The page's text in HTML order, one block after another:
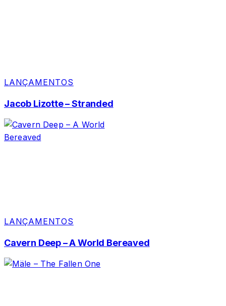
LANÇAMENTOS
Jacob Lizotte – Stranded
LANÇAMENTOS
Cavern Deep – A World Bereaved